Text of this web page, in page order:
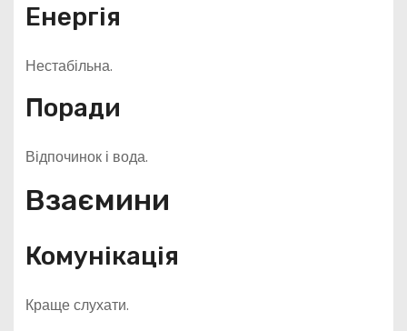
Енергія
Нестабільна.
Поради
Відпочинок і вода.
Взаємини
Комунікація
Краще слухати.